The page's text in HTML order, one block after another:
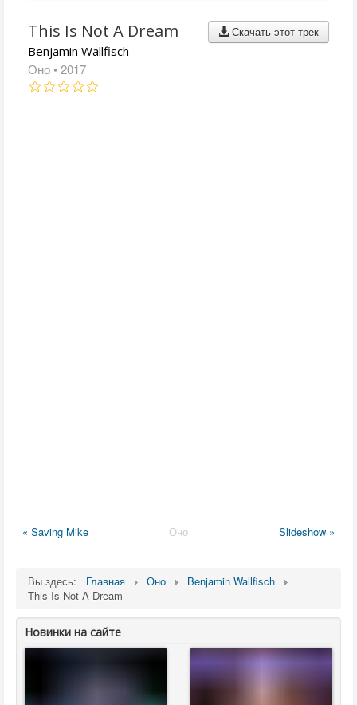
Скачать этот трек
This Is Not A Dream
Benjamin Wallfisch
Оно • 2017
« Saving Mike Оно Slideshow »
Вы здесь: Главная Оно
Benjamin Wallfisch
This Is Not A Dream
Новинки на сайте